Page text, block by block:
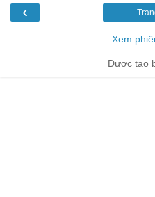
‹
Xem
Được tạo